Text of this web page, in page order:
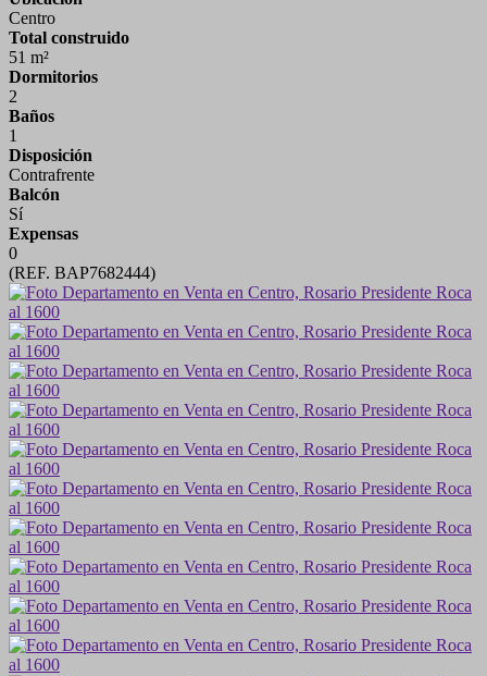
Centro
Total construido
51 m²
Dormitorios
2
Baños
1
Disposición
Contrafrente
Balcón
Sí
Expensas
0
(REF. BAP7682444)